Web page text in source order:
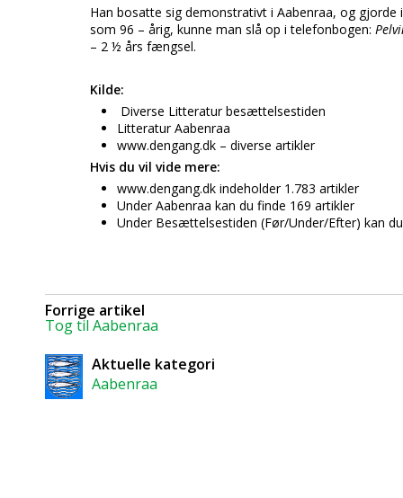
Han bosatte sig demonstrativt i Aabenraa, og
som 96 – årig, kunne man slå op i telefonbogen:
– 2 ½ års fængsel.
Kilde:
Diverse Litteratur besættelsestiden
Litteratur Aabenraa
www.dengang.dk – diverse artikler
Hvis du vil vide mere:
www.dengang.dk indeholder 1.783 artikler
Under Aabenraa kan du finde 169 artikler
Under Besættelsestiden (Før/Under/Efter) kan
Forrige artikel
Tog til Aabenraa
Aktuelle kategori
Aabenraa